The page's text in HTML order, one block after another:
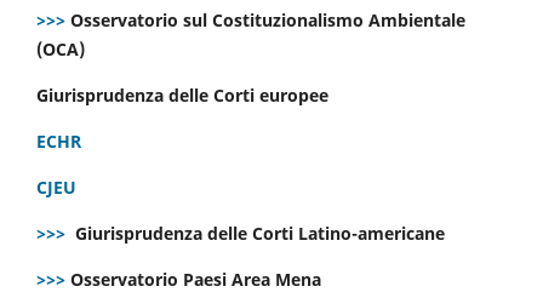
>>> Osservatorio sul Costituzionalismo Ambientale
(OCA)
Giurisprudenza delle Corti europee
ECHR
CJEU
>>> Giurisprudenza delle Corti Latino-americane
>>> Osservatorio Paesi Area Mena